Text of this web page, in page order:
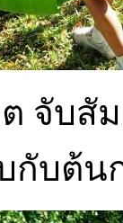
ต จับ
บกับต้